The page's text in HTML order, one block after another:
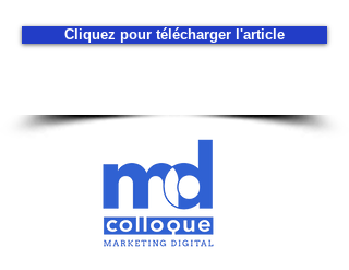
Cliquez pour télécharger l'article